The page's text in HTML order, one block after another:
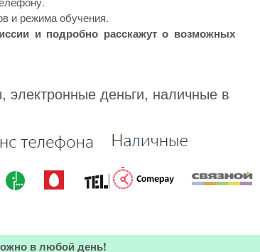
и режима обучения.
и подробно расскажут о возможных
деньги, наличные в
в любой день!